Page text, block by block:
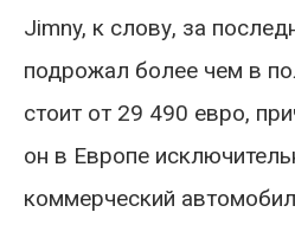
Jimny, к слову, за
подрожал более чем в
стоит от 29 490 евро,
он в Европе
коммерческий